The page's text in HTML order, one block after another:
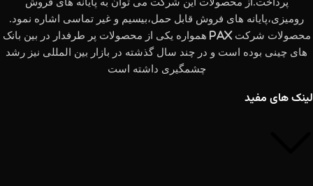
رومیزی،پایانه های فروش قابل حمل،بیسیم و غیر تماسی اشاره نمود.
محصولات شرکت PAX همواره یکی از محصولات پر طرفدار در بین بانک
های چینی بوده است و در چند سال گذشته در بازار بین المللی نیز رشد
چشمگیری داشته است
لینک های مفید